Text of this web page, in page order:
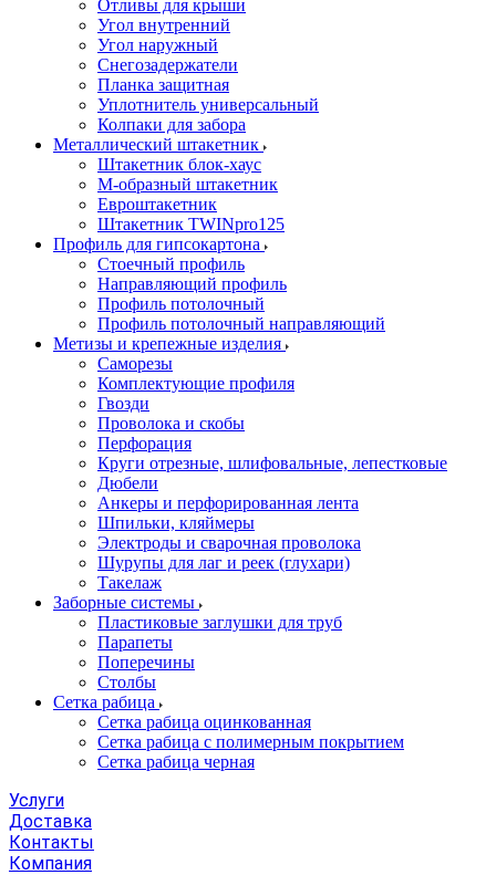
Отливы для крыши
Угол внутренний
Угол наружный
Снегозадержатели
Планка защитная
Уплотнитель универсальный
Колпаки для забора
Металлический штакетник
Штакетник блок-хаус
М-образный штакетник
Евроштакетник
Штакетник TWINpro125
Профиль для гипсокартона
Стоечный профиль
Направляющий профиль
Профиль потолочный
Профиль потолочный направляющий
Метизы и крепежные изделия
Саморезы
Комплектующие профиля
Гвозди
Проволока и скобы
Перфорация
Круги отрезные, шлифовальные, лепестковые
Дюбели
Анкеры и перфорированная лента
Шпильки, кляймеры
Электроды и сварочная проволока
Шурупы для лаг и реек (глухари)
Такелаж
Заборные системы
Пластиковые заглушки для труб
Парапеты
Поперечины
Столбы
Сетка рабица
Сетка рабица оцинкованная
Сетка рабица с полимерным покрытием
Сетка рабица черная
Услуги
Доставка
Контакты
Компания